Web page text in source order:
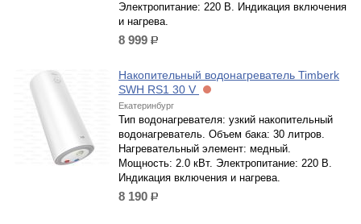
Электропитание: 220 В. Индикация включения
и нагрева.
8 999 р.
Накопительный водонагреватель Timberk
SWH RS1 30 V
Екатеринбург
Тип водонагревателя: узкий накопительный
водонагреватель. Объем бака: 30 литров.
Нагревательный элемент: медный.
Мощность: 2.0 кВт. Электропитание: 220 В.
Индикация включения и нагрева.
8 190 р.